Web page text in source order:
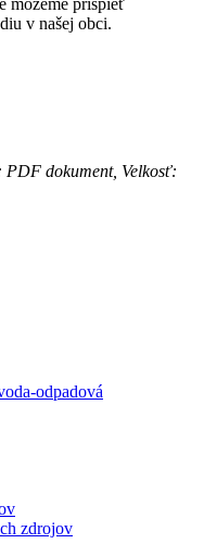
v našej obci.
dokument, Velkosť:
odpadová
zdrojov